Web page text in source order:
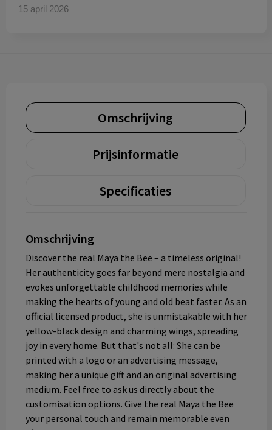
15 april 2026
Omschrijving
Prijsinformatie
Specificaties
Omschrijving
Discover the real Maya the Bee – a timeless original!
Her authenticity goes far beyond mere nostalgia and
evokes unforgettable childhood memories while
making the hearts of young and old beat faster. As an
official licensed product, she is unmistakable with her
yellow-black design and charming wings, spreading
joy in every home. But that's not all: She can be
printed with a logo or an advertising message,
making her a unique gift and an original advertising
medium. Feel free to ask us directly about the
customisation options. Give the real Maya the Bee
your personal touch and remain memorable even